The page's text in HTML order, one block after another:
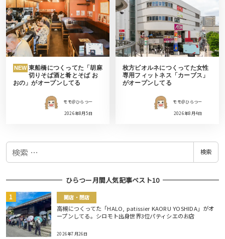
NEW 東船橋につくってた「胡麻
切りそば酒と肴とそば お
おの」がオープンしてる
モモ＠ひらつー
2026年8月5日
枚方ビオルネにつくってた女性
専用フィットネス「カーブス」
がオープンしてる
モモ＠ひらつー
2026年8月4日
検
検索
ひらつー月間人気記事ベスト10
開店・閉店
高槻につくってた「HALO, patissier KAORU YOSHIDA」がオ
ープンしてる。シロモト出身世界3位パティシエのお店
2026年7月26日